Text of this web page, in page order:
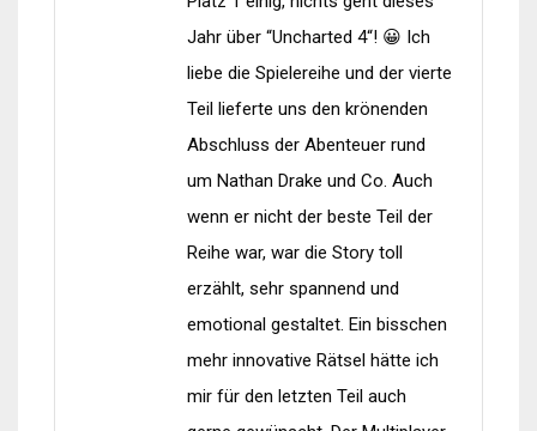
Jahr über “Uncharted 4“! 😀 Ich
liebe die Spielereihe und der vierte
Teil lieferte uns den krönenden
Abschluss der Abenteuer rund
um Nathan Drake und Co. Auch
wenn er nicht der beste Teil der
Reihe war, war die Story toll
erzählt, sehr spannend und
emotional gestaltet. Ein bisschen
mehr innovative Rätsel hätte ich
mir für den letzten Teil auch